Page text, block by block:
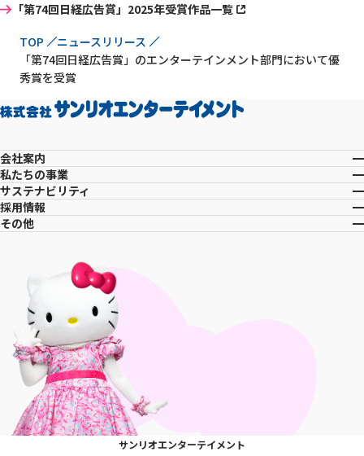
「第74回日経広告賞」2025年受賞作品一覧
現在位置
TOP
ニュースリリース
「第74回日経広告賞」のエンターテインメント部門において優
秀賞を受賞
会社案内
私たちの事業
サステナビリティ
採用情報
その他
サンリオエンターテイメント